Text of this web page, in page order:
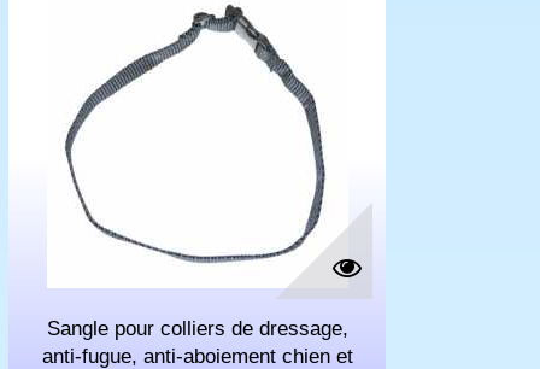
Sangle pour colliers de dressage,
anti-fugue, anti-aboiement chien et